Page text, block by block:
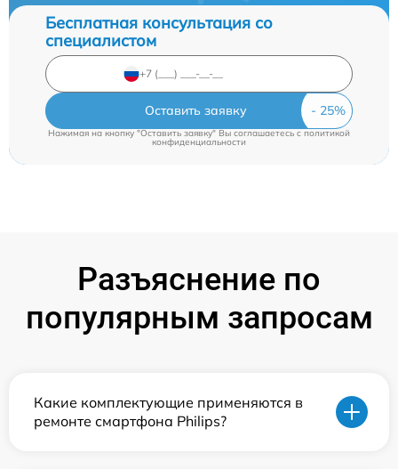
Бесплатная консультация со
специалистом
Оставить заявку
Нажимая на кнопку "Оставить заявку" Вы соглашаетесь cполитикой
конфиденциальности
Разъяснение по
популярным запросам
Какие комплектующие применяются в
ремонте смартфона Philips?